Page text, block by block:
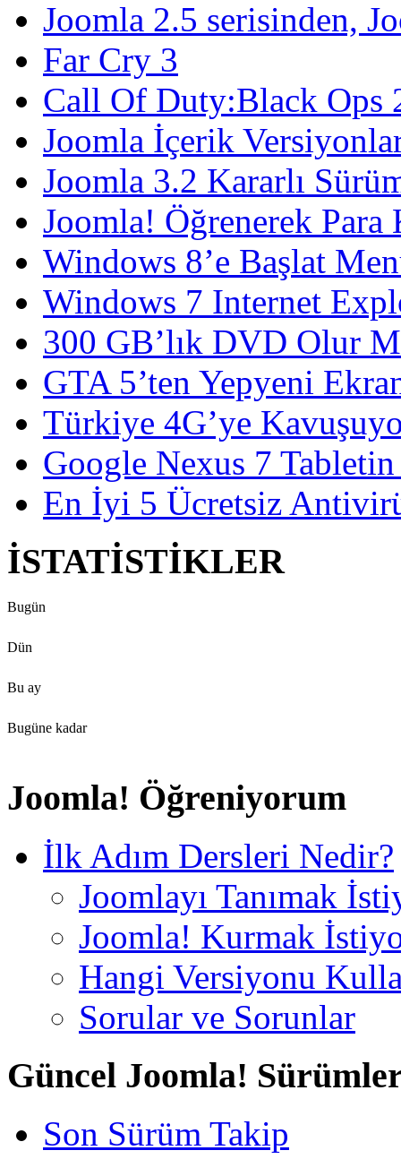
Joomla 2.5 serisinden,
Far Cry 3
Call Of Duty:Black Ops
Joomla İçerik
Joomla 3.2 Kararlı
Joomla! Öğrenerek Para
Windows 8’e Başlat
Windows 7 Internet
300 GB’lık DVD Olur
GTA 5’ten Yepyeni
Türkiye 4G’ye
Google Nexus 7
En İyi 5 Ücretsiz
İSTATİSTİKLER
Bugün
Dün
Bu ay
Bugüne kadar
Joomla! Öğreniyorum
İlk Adım Dersleri Nedir?
Joomlayı Tanımak
Joomla! Kurmak
Hangi Versiyonu
Sorular ve Sorunlar
Güncel Joomla!
Son Sürüm Takip